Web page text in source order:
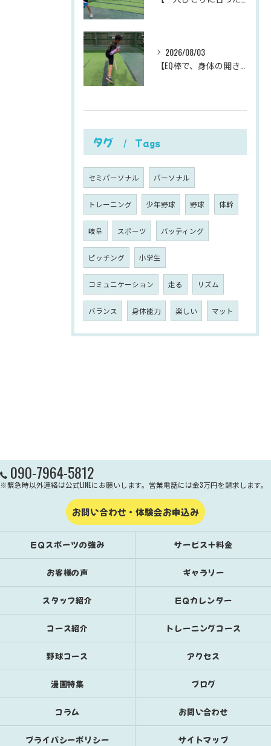
2026/08/03
タグ Tags
セミパーソナル パーソナル
トレーニング 少年野球 野球 体幹
岐阜 スポーツ バッティング
ピッチング 小学生
コミュニケーション 走る リズム
バランス 身体能力 楽しい マット
090-7964-5812
※緊急時以外連絡は公式LINEにお願いします。営業電話には金3万円を請求します。
お問い合わせ・体験会お申込み
EQスポーツの強み サービス＋料金
お客様の声 ギャラリー
スタッフ紹介 EQカレンダー
コース紹介 トレーニングコース
野球コース アクセス
漫画特集 ブログ
コラム お問い合わせ
プライバシーポリシー サイトマップ